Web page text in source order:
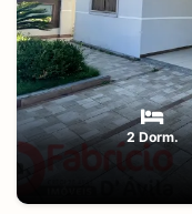
2 Dorm.